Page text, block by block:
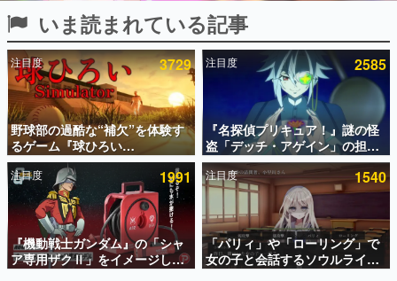
ピックアップ
電ファミのいま読まれている記事ランキング
アプリセール情報
インタビュー
連載・特集一覧
殿堂入り記事
SNS拡散数が数千以上！ ページビュー数万以上！ などな
ど。多くの人々に読まれた、電ファミ渾身の“殿堂入り”記
事をまとめました。
いま読まれている記事
注目度 3729
野球部の過酷な“補欠”を体験す
るゲーム『球ひろい
Simulator』が「1件」のウィッ
シュリストをもとにチェコ語に
対応しSNSで話題に。『キング
ダム・カム』開発元やチェコの
プロ野球選手から称賛の声
注目度 2585
『名探偵プリキュア！』謎の怪
盗「デッチ・アゲイン」の担当
キャストは天﨑滉平さんと判
明。『Re:ゼロから始める異世
界生活』オットー役、『ヒプノ
シスマイク』山田三郎役など
注目度 1991
『機動戦士ガンダム』の「シャ
ア専用ザクⅡ」をイメージした
散水ホースリールが予約開始。
注目度 1540
「パリィ」や「ローリング」で
女の子と会話するソウルライク
恋愛ゲーム『小早川さんはソウ